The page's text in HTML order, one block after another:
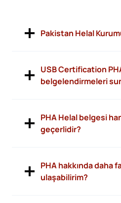
Pakistan Helal
USB Certification
belgelendirmeleri
PHA Helal belgesi
geçerlidir?
PHA hakkında daha
ulaşabilirim?